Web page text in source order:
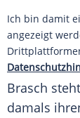
Ich bin damit
angezeigt
Brasch
damals